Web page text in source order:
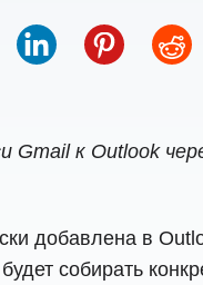
Gmail к Outlook
добавлена ​​в
собирать